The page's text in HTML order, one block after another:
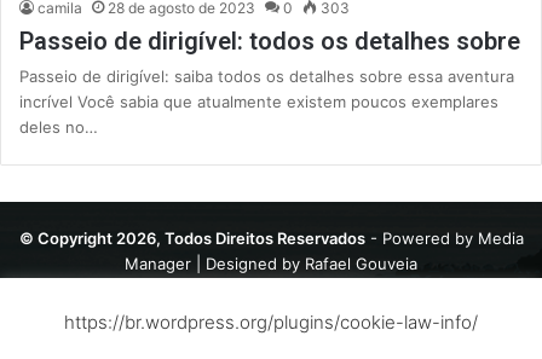
camila 28 de agosto de 2023 0 303
Passeio de dirigível: todos os detalhes sobre
Passeio de dirigível: saiba todos os detalhes sobre essa aventura
incrível Você sabia que atualmente existem poucos exemplares
deles no…
© Copyright 2026, Todos Direitos Reservados- Powered by Media
Manager | Designed by Rafael Gouveia
https://br.wordpress.org/plugins/cookie-law-info/